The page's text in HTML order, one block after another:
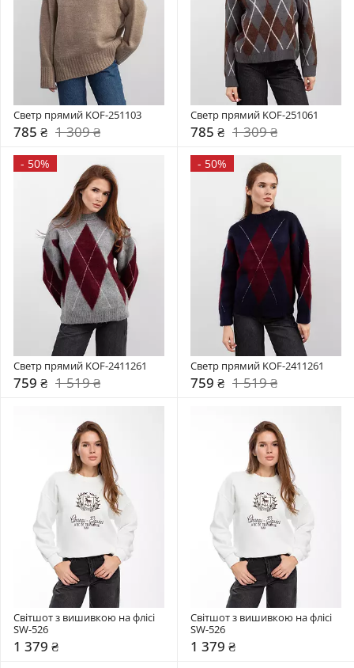
Светр прямий KOF-251103
785 ₴ 1 309 ₴
Светр прямий KOF-251061
785 ₴ 1 309 ₴
- 50%
Светр прямий KOF-2411261
759 ₴ 1 519 ₴
- 50%
Светр прямий KOF-2411261
759 ₴ 1 519 ₴
Світшот з вишивкою на флісі
SW-526
1 379 ₴
Світшот з вишивкою на флісі
SW-526
1 379 ₴